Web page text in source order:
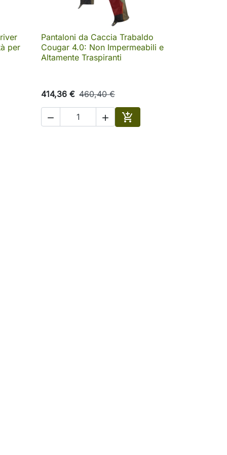
per
 Anteprima
Pantaloni da Caccia Trabaldo
Cougar 4.0: Non Impermeabili e
Altamente Traspiranti
414,36 € 460,40 €
  
Aggiungi al carrello